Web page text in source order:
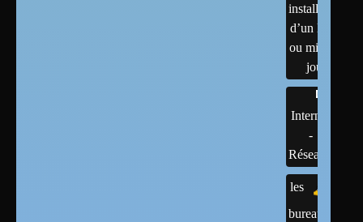
installation
d’un linux
ou mises à
jour
Internet
-
Réseaux
les
bureaux